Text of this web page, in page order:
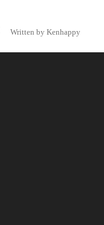
Written by Kenhappy